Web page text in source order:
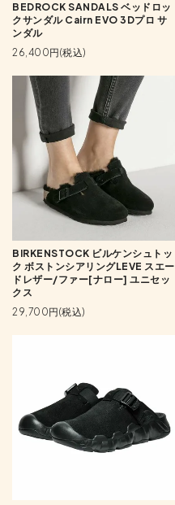
BEDROCK SANDALS ベッドロッ
クサンダル Cairn EVO 3Dプロ サ
ンダル
26,400円(税込)
BIRKENSTOCK ビルケンシュトッ
ク ボストンシアリングLEVE スエー
ドレザー/ファー[ナロー] ユニセッ
クス
29,700円(税込)